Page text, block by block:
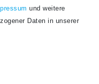
gelesen habe. Meine
und weitere
Daten in unserer